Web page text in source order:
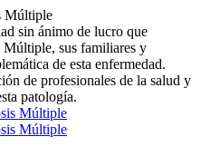
Múltiple
sin ánimo de lucro que
Múltiple, sus familiares y
de esta enfermedad.
de profesionales de la salud y
patología.